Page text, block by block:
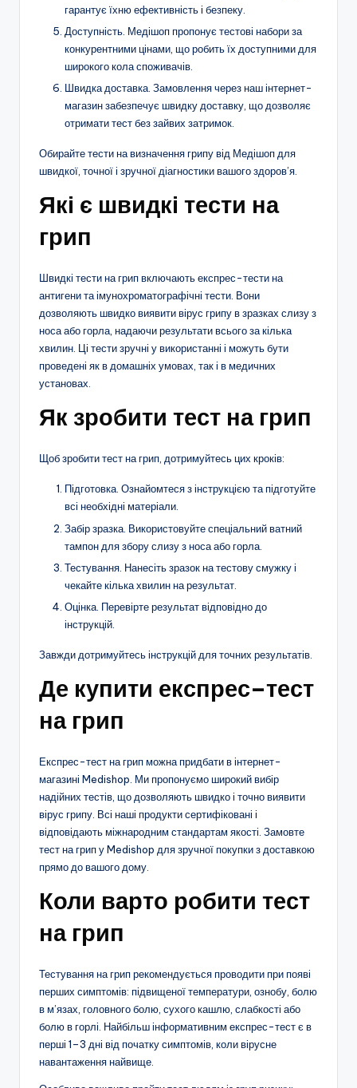
гарантує їхню ефективність і безпеку.
Доступність. Медішоп пропонує тестові набори за
конкурентними цінами, що робить їх доступними для
широкого кола споживачів.
Швидка доставка. Замовлення через наш інтернет-
магазин забезпечує швидку доставку, що дозволяє
отримати тест без зайвих затримок.
Обирайте тести на визначення грипу від Медішоп для
швидкої, точної і зручної діагностики вашого здоров’я.
Які є швидкі тести на
грип
Швидкі тести на грип включають експрес-тести на
антигени та імунохроматографічні тести. Вони
дозволяють швидко виявити вірус грипу в зразках слизу з
носа або горла, надаючи результати всього за кілька
хвилин. Ці тести зручні у використанні і можуть бути
проведені як в домашніх умовах, так і в медичних
установах.
Як зробити тест на грип
Щоб зробити тест на грип, дотримуйтесь цих кроків:
Підготовка. Ознайомтеся з інструкцією та підготуйте
всі необхідні матеріали.
Забір зразка. Використовуйте спеціальний ватний
тампон для збору слизу з носа або горла.
Тестування. Нанесіть зразок на тестову смужку і
чекайте кілька хвилин на результат.
Оцінка. Перевірте результат відповідно до
інструкцій.
Завжди дотримуйтесь інструкцій для точних результатів.
Де купити експрес–тест
на грип
Експрес-тест на грип можна придбати в інтернет-
магазині Medishop. Ми пропонуємо широкий вибір
надійних тестів, що дозволяють швидко і точно виявити
вірус грипу. Всі наші продукти сертифіковані і
відповідають міжнародним стандартам якості. Замовте
тест на грип у Medishop для зручної покупки з доставкою
прямо до вашого дому.
Коли варто робити тест
на грип
Тестування на грип рекомендується проводити при появі
перших симптомів: підвищеної температури, ознобу, болю
в м’язах, головного болю, сухого кашлю, слабкості або
болю в горлі. Найбільш інформативним експрес-тест є в
перші 1–3 дні від початку симптомів, коли вірусне
навантаження найвище.